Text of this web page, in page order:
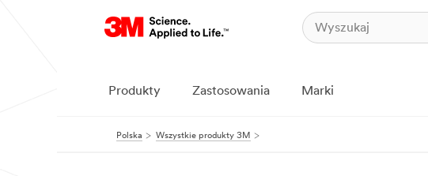
Produkty Zastosowania Marki
Polska Wszystkie produkty 3M